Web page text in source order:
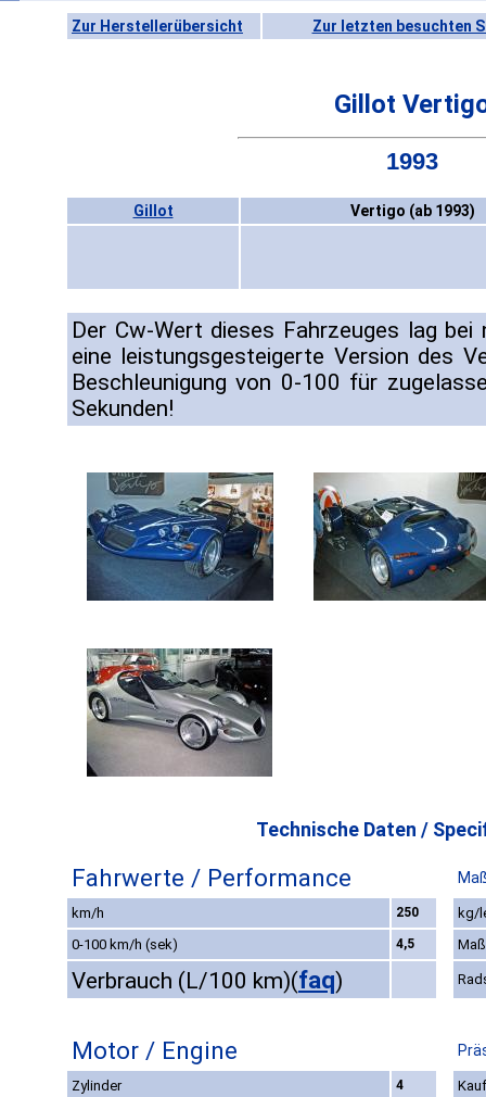
Zur Herstellerübersicht Zur letzten besuchten
Gillot
1993
Gillot Vertigo (ab 1993)
Der Cw-Wert dieses Fahrzeuges lag
eine leistungsgesteigerte Version des
Beschleunigung von 0-100 für
Sekunden!
Technische Daten /
Fahrwerte / Performance
km/h 250
kg/
0-100 km/h (sek)
4,5
Verbrauch (L/100 km)(faq)
Motor / Engine
Zylinder 4